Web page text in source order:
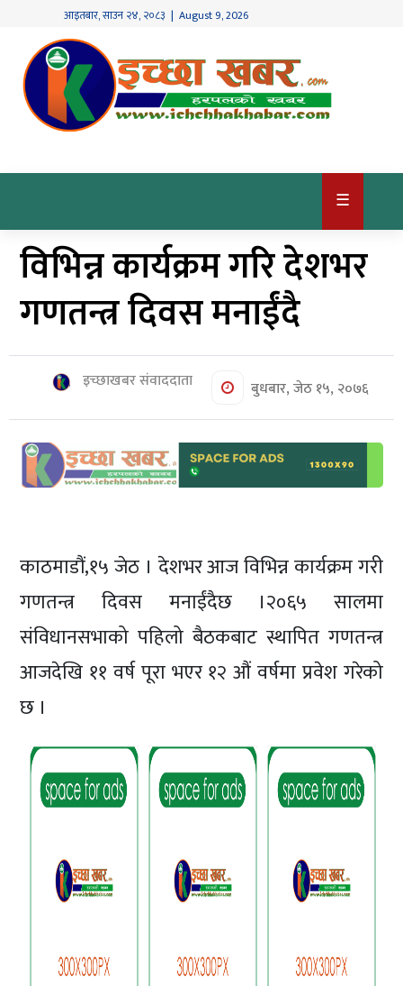
आइतबार,साउन २४, २०८३ | August 9, 2026
गृहपृष्ठ
देश
/
विश्व
खबर
अर्थ
कृषि
खेलकुद
मनोरञ्जन
संवाद
ईच्छाकामना
टिभि
युनिकोड
☰
विभिन्न कार्यक्रम गरि देशभर
गणतन्त्र दिवस मनाईंदै
इच्छाखबर संवाददाता बुधबार, जेठ १५, २०७६
काठमाडौं,१५ जेठ । देशभर आज विभिन्न कार्यक्रम गरी
गणतन्त्र दिवस मनाईंदैछ ।२०६५ सालमा
संविधानसभाको पहिलो बैठकबाट स्थापित गणतन्त्र
आजदेखि ११ वर्ष पूरा भएर १२ औं वर्षमा प्रवेश गरेको
छ ।